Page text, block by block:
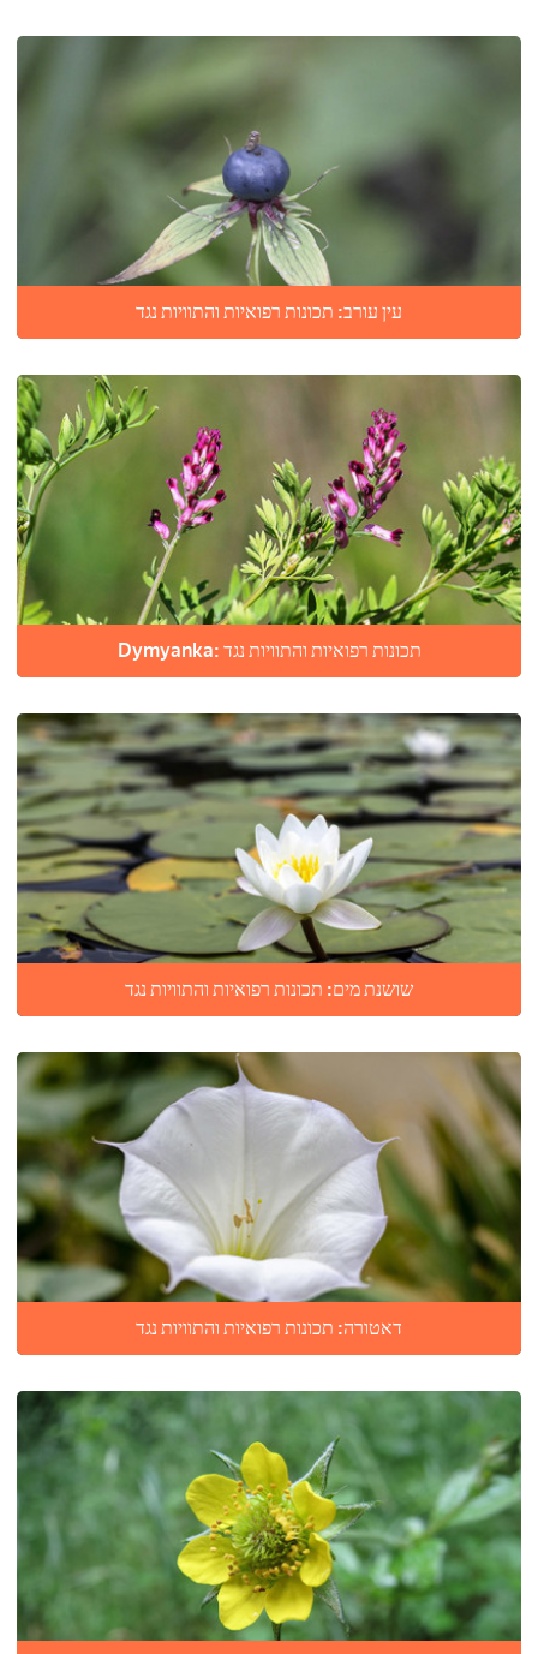
עין עורב: תכונות רפואיות והתוויות נגד
Dymyanka: תכונות רפואיות והתוויות נגד
שושנת מים: תכונות רפואיות והתוויות נגד
דאטורה: תכונות רפואיות והתוויות נגד